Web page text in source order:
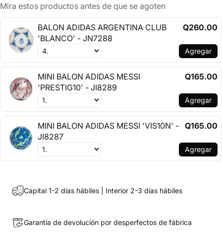
Mira estos productos antes de que se agoten
BALON ADIDAS ARGENTINA CLUB
'BLANCO' - JN7288
Q260.00
Agregar
MINI BALON ADIDAS MESSI
'PRESTIG10' - JI8289
Q165.00
Agregar
MINI BALON ADIDAS MESSI 'VIS10N' -
JI8287
Q165.00
Agregar
Capital 1-2 días hábiles | Interior 2-3 días hábiles
Garantía de devolución por desperfectos de fábrica